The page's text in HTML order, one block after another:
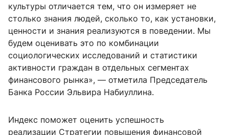
культуры отличается тем, что он измеряет не
столько знания людей, сколько то, как установки,
ценности и знания реализуются в поведении. Мы
будем оценивать это по комбинации
социологических исследований и статистики
активности граждан в отдельных сегментах
финансового рынка», — отметила Председатель
Банка России Эльвира Набиуллина.
Индекс поможет оценить успешность
реализации Стратегии повышения финансовой